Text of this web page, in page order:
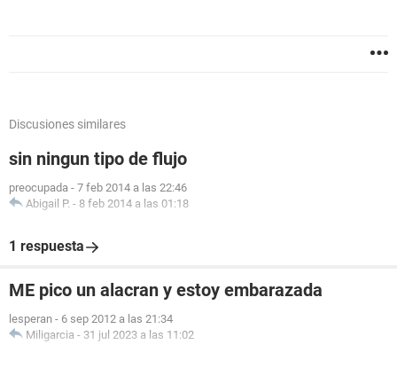
Discusiones similares
sin ningun tipo de flujo
preocupada - 7 feb 2014 a las 22:46
Abigail P. - 8 feb 2014 a las 01:18
1 respuesta
ME pico un alacran y estoy embarazada
lesperan - 6 sep 2012 a las 21:34
Miligarcia - 31 jul 2023 a las 11:02